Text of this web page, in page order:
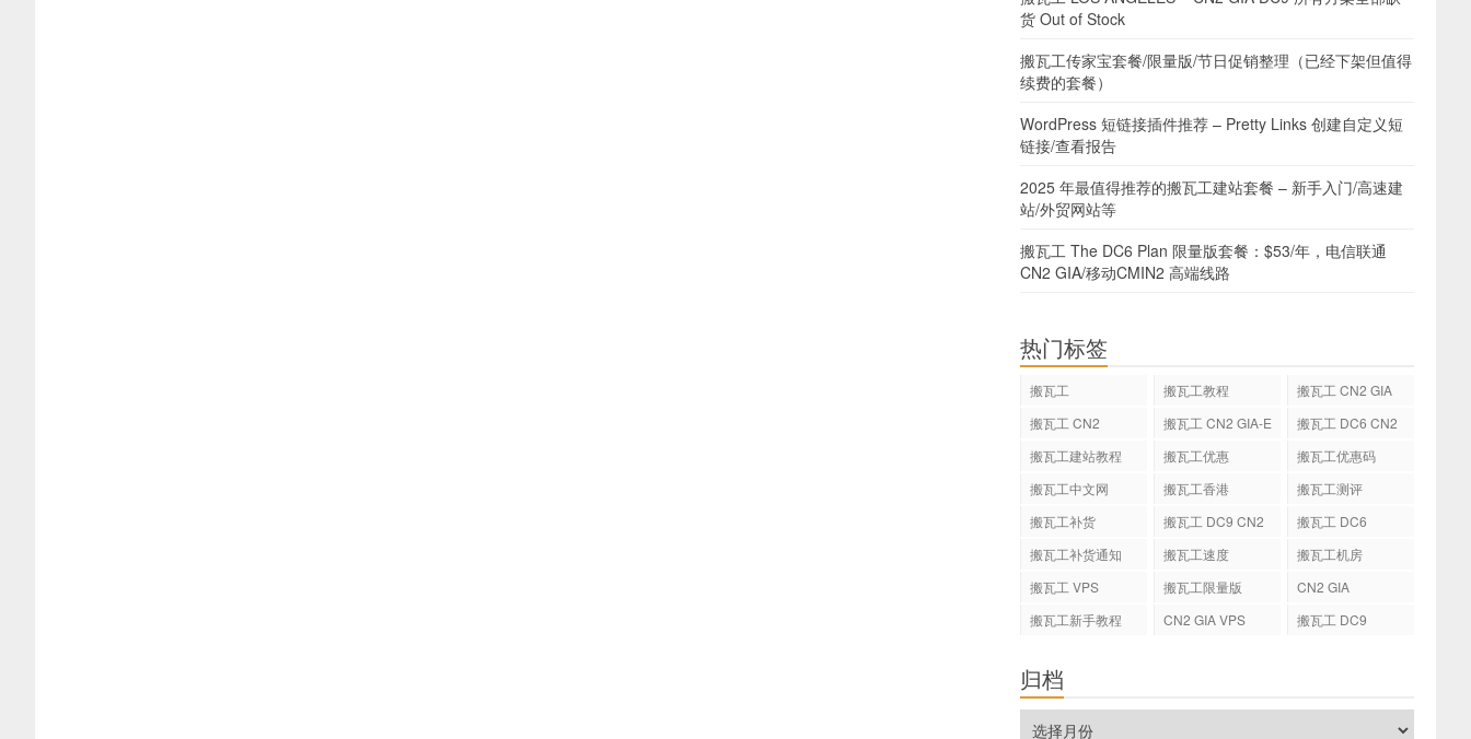
货 Out of Stock
搬瓦工传家宝套餐/限量版/节日促销整理（已经下架但值得
续费的套餐）
WordPress 短链接插件推荐 – Pretty Links 创建自定义短
链接/查看报告
2025 年最值得推荐的搬瓦工建站套餐 – 新手入门/高速建
站/外贸网站等
搬瓦工 The DC6 Plan 限量版套餐：$53/年，电信联通
CN2 GIA/移动CMIN2 高端线路
热门标签
搬瓦工 搬瓦工教程
搬瓦工 CN2 GIA
搬瓦工 CN2
搬瓦工 CN2 GIA-E
搬瓦工 DC6 CN2
搬瓦工建站教程 搬瓦工优惠
搬瓦工优惠码
搬瓦工中文网
搬瓦工香港
搬瓦工测评
搬瓦工补货
搬瓦工 DC9 CN2
搬瓦工 DC6
搬瓦工补货通知
搬瓦工速度
搬瓦工机房
搬瓦工 VPS
搬瓦工限量版
CN2 GIA
搬瓦工新手教程
CN2 GIA VPS 搬瓦工 DC9
归档